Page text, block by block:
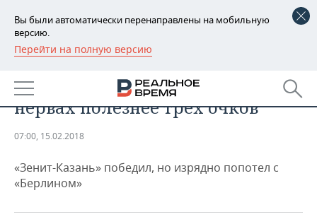
Вы были автоматически перенаправлены на мобильную
версию.
Перейти на полную версию
РЕГИОНЫ
БАШКОРТОСТАН
ТАТАРСТАН
НОВОСТИ
АНАЛИТИКА
ДЕКЛАРАЦИИ О ДОХОДАХ
КОРОЛИ ГОСЗАКАЗА ПФО
НОВОСТИ ЭКОНОМИКИ
ФИНАНСЫ
ПРОМЫШЛЕННОСТЬ
НОВОСТИ
НЕДВИЖИМОСТЬ
Тот самый случай, когда игра на
нервах полезнее трех очков
07:00, 15.02.2018
«Зенит-Казань» победил, но изрядно попотел с
«Берлином»